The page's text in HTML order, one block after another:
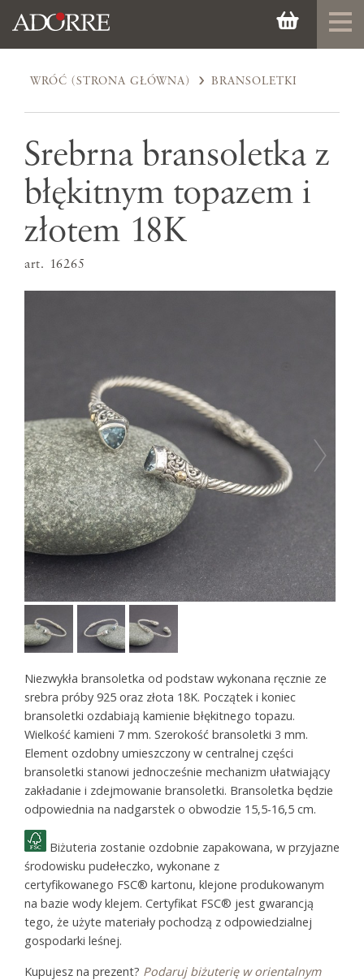
WRÓĆ (STRONA GŁÓWNA) BRANSOLETKI
Srebrna bransoletka z
błękitnym topazem i
złotem 18K
art. 16265
Niezwykła bransoletka od podstaw wykonana ręcznie ze
srebra próby 925 oraz złota 18K. Początek i koniec
bransoletki ozdabiają kamienie błękitnego topazu.
Wielkość kamieni 7 mm. Szerokość bransoletki 3 mm.
Element ozdobny umieszczony w centralnej części
bransoletki stanowi jednocześnie mechanizm ułatwiający
zakładanie i zdejmowanie bransoletki. Bransoletka będzie
odpowiednia na nadgarstek o obwodzie 15,5-16,5 cm.
Biżuteria zostanie ozdobnie zapakowana, w przyjazne
środowisku pudełeczko, wykonane z
certyfikowanego FSC® kartonu, klejone produkowanym
na bazie wody klejem. Certyfikat FSC® jest gwarancją
tego, że użyte materiały pochodzą z odpowiedzialnej
gospodarki leśnej.
Kupujesz na prezent? Podaruj biżuterię w orientalnym